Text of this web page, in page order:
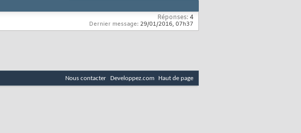
Réponses:4
Dernier message: 29/01/2016, 07h37
Nous contacter Developpez.com Haut de page